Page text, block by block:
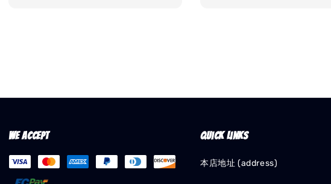
We accept Quick links
本店地址 (address)